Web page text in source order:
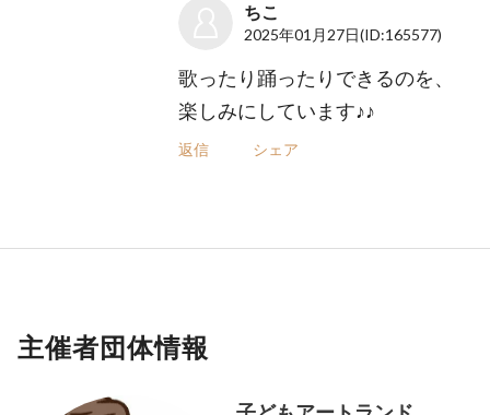
ちこ
2025年01月27日(ID:165577)
歌ったり踊ったりできるのを、
楽しみにしています♪♪
返信 シェア
主催者団体情報